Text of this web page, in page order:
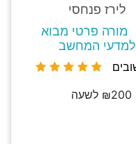
לירז פנחסי
מורה פרטי מבוא
למדעי המחשב
₪200 לשעה